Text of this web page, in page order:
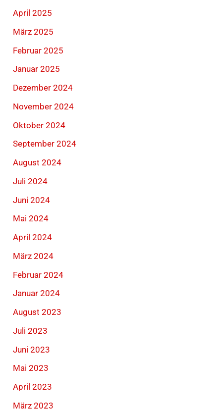
April 2025
März 2025
Februar 2025
Januar 2025
Dezember 2024
November 2024
Oktober 2024
September 2024
August 2024
Juli 2024
Juni 2024
Mai 2024
April 2024
März 2024
Februar 2024
Januar 2024
August 2023
Juli 2023
Juni 2023
Mai 2023
April 2023
März 2023